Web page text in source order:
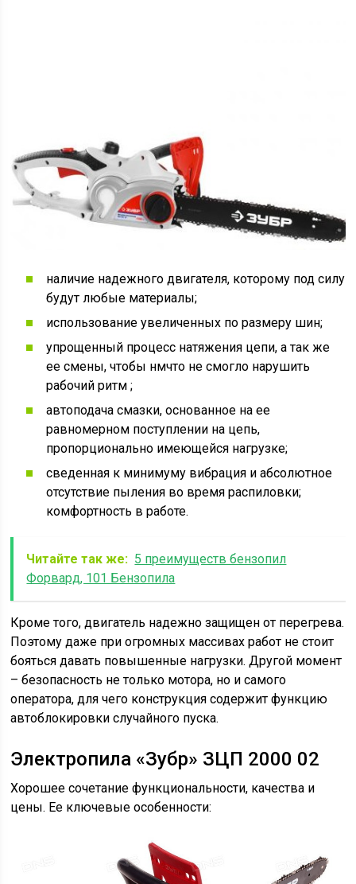
наличие надежного двигателя, которому под силу
будут любые материалы;
использование увеличенных по размеру шин;
упрощенный процесс натяжения цепи, а так же
ее смены, чтобы нмчто не смогло нарушить
рабочий ритм ;
автоподача смазки, основанное на ее
равномерном поступлении на цепь,
пропорционально имеющейся нагрузке;
сведенная к минимуму вибрация и абсолютное
отсутствие пыления во время распиловки;
комфортность в работе.
Читайте так же: 5 преимуществ бензопил
Форвард, 101 Бензопила
Кроме того, двигатель надежно защищен от перегрева.
Поэтому даже при огромных массивах работ не стоит
бояться давать повышенные нагрузки. Другой момент
– безопасность не только мотора, но и самого
оператора, для чего конструкция содержит функцию
автоблокировки случайного пуска.
Электропила «Зубр» ЗЦП 2000 02
Хорошее сочетание функциональности, качества и
цены. Ее ключевые особенности: